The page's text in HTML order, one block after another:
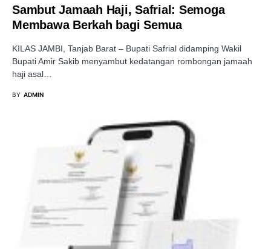
Sambut Jamaah Haji, Safrial: Semoga
Membawa Berkah bagi Semua
KILAS JAMBI, Tanjab Barat – Bupati Safrial didamping Wakil
Bupati Amir Sakib menyambut kedatangan rombongan jamaah
haji asal…
BY ADMIN